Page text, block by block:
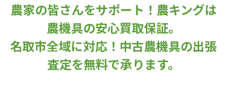
農家の皆さんをサポート！農キングは
農機具の安心買取保証。
名取市全域に対応！中古農機具の出張
査定を無料で承ります。